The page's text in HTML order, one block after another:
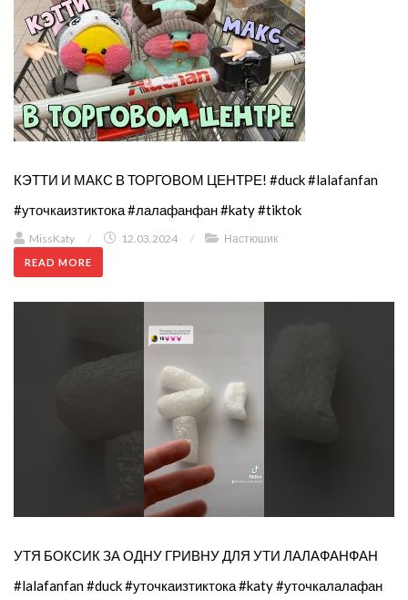
КЭТТИ И МАКС В ТОРГОВОМ ЦЕНТРЕ! #duck #lalafanfan
#уточкаизтиктока #лалафанфан #katy #tiktok
MissKaty / 12.03.2024 / Настюшик
READ MORE
УТЯ БОКСИК ЗА ОДНУ ГРИВНУ ДЛЯ УТИ ЛАЛАФАНФАН
#lalafanfan #duck #уточкаизтиктока #katy #уточкалалафан